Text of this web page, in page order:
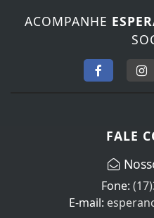
ACOMPANHE
FALE
Fone:
E-mail: